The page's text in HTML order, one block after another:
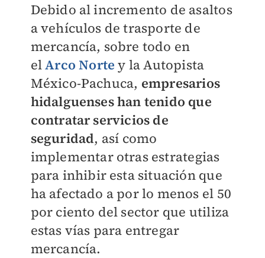
Debido al incremento de asaltos
a vehículos de trasporte de
mercancía, sobre todo en
elArco Norte y la Autopista
México-Pachuca, empresarios
hidalguenses han tenido que
contratar servicios de
seguridad, así como
implementar otras estrategias
para inhibir esta situación que
ha afectado a por lo menos el 50
por ciento del sector que utiliza
estas vías para entregar
mercancía.